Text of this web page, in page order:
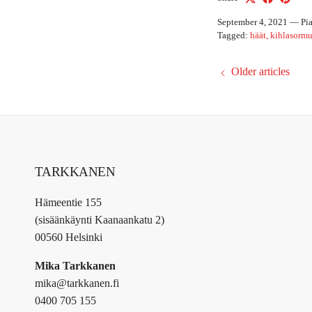
September 4, 2021 —
Tagged: häät
Older articles
TARKKANEN
Hämeentie 155
(sisäänkäynti Kaanaankatu 2)
00560 Helsinki
Mika Tarkkanen
mika@tarkkanen.fi
0400 705 155